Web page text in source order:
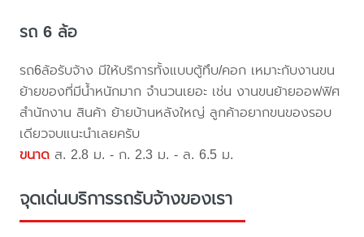
รถ 6 ล้อ
รถ6ล้อรับจ้าง มีให้บริการทั้งแบบตู้ทึบ/คอก เหมาะกับงานขน
ย้ายของที่มีน้ำหนักมาก จำนวนเยอะ เช่น งานขนย้ายออฟฟิศ
สำนักงาน สินค้า ย้ายบ้านหลังใหญ่ ลูกค้าอยากขนของรอบ
เดียวจบแนะนำเลยครับ
ขนาด ส. 2.8 ม. - ก. 2.3 ม. - ล. 6.5 ม.
จุดเด่นบริการรถรับจ้างของเรา